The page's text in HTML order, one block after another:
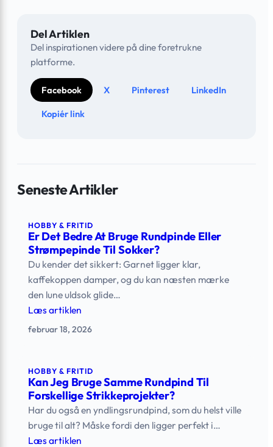
Del Artiklen
Del inspirationen videre på dine foretrukne
platforme.
Facebook X Pinterest LinkedIn
Kopiér link
Seneste Artikler
HOBBY & FRITID
Er Det Bedre At Bruge Rundpinde Eller
Strømpepinde Til Sokker?
Du kender det sikkert: Garnet ligger klar,
kaffekoppen damper, og du kan næsten mærke
den lune uldsok glide…
Læs artiklen
februar 18, 2026
HOBBY & FRITID
Kan Jeg Bruge Samme Rundpind Til
Forskellige Strikkeprojekter?
Har du også en yndlingsrundpind, som du helst ville
bruge til alt? Måske fordi den ligger perfekt i…
Læs artiklen